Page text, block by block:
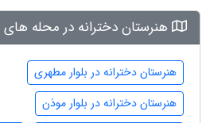
هنرستان دخترانه در محله
هنرستان دخترانه در بلوار مطهری
هنرستان دخترانه در بلوار موذن